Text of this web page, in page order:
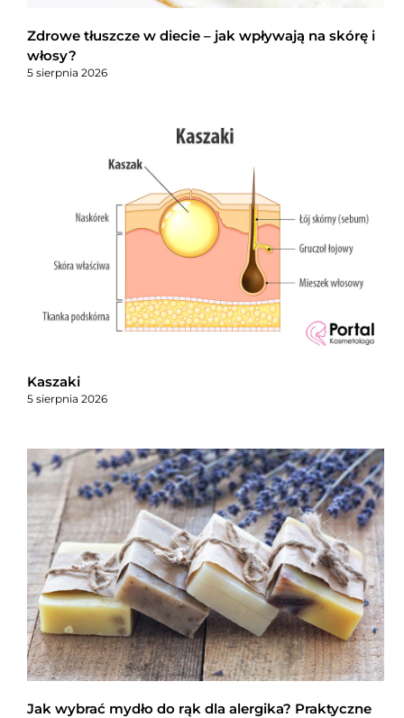
Zdrowe tłuszcze w diecie – jak wpływają na skórę i
włosy?
5 sierpnia 2026
Kaszaki
5 sierpnia 2026
Jak wybrać mydło do rąk dla alergika? Praktyczne